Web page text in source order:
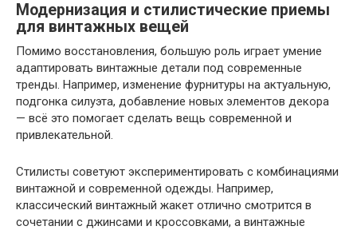
Модернизация и стилистические приемы
для винтажных вещей
Помимо восстановления, большую роль играет умение
адаптировать винтажные детали под современные
тренды. Например, изменение фурнитуры на актуальную,
подгонка силуэта, добавление новых элементов декора
— всё это помогает сделать вещь современной и
привлекательной.
Стилисты советуют экспериментировать с комбинациями
винтажной и современной одежды. Например,
классический винтажный жакет отлично смотрится в
сочетании с джинсами и кроссовками, а винтажные